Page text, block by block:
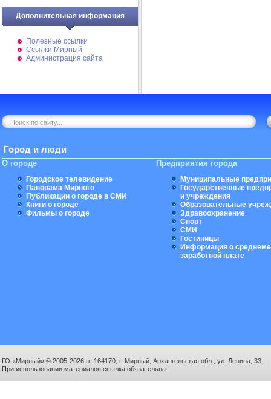
Дополнительная информация
Полезные ссылки
Ссылки Мирный
Администрация сайта
Город и люди
О городе
Городское телевидение
Панорама Мирного
Публикации о городе в СМИ
Книги о городе
Фильмы о городе
Предприятия города
Муниципальные
Государственные
и учреждения
Образовательные
Здравоохранение
Спорт
СМИ
Гостиницы
Информация о
заработной плате
ГО «Мирный» © 2005-2026 гг. 164170, г. Мирный, Архангельская обл., ул. Ленина, 33.
При использовании материалов ссылка обязательна.